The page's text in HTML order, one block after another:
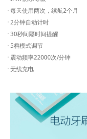
· 每天使用两次，续航2个月
· 2分钟自动计时
· 30秒间隔时间提醒
· 5档模式调节
· 震动频率22000次/分钟
· 无线充电